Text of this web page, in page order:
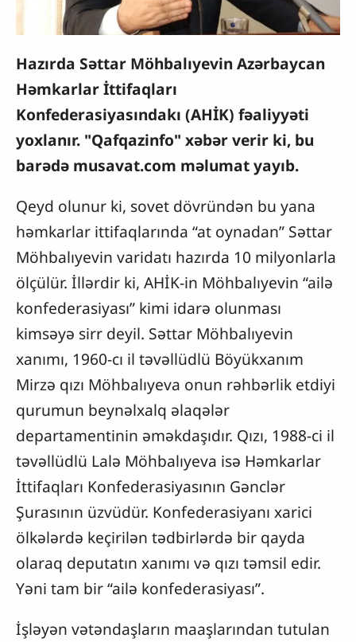
Hazırda Səttar Möhbalıyevin Azərbaycan
Həmkarlar İttifaqları
Konfederasiyasındakı (AHİK) fəaliyyəti
yoxlanır. "Qafqazinfo" xəbər verir ki, bu
barədə musavat.com məlumat yayıb.
Qeyd olunur ki, sovet dövründən bu yana
həmkarlar ittifaqlarında “at oynadan” Səttar
Möhbalıyevin varidatı hazırda 10 milyonlarla
ölçülür. İllərdir ki, AHİK-in Möhbalıyevin “ailə
konfederasiyası” kimi idarə olunması
kimsəyə sirr deyil. Səttar Möhbalıyevin
xanımı, 1960-cı il təvəllüdlü Böyükxanım
Mirzə qızı Möhbalıyeva onun rəhbərlik etdiyi
qurumun beynəlxalq əlaqələr
departamentinin əməkdaşıdır. Qızı, 1988-ci il
təvəllüdlü Lalə Möhbalıyeva isə Həmkarlar
İttifaqları Konfederasiyasının Gənclər
Şurasının üzvüdür. Konfederasiyanı xarici
ölkələrdə keçirilən tədbirlərdə bir qayda
olaraq deputatın xanımı və qızı təmsil edir.
Yəni tam bir “ailə konfederasiyası”.
İşləyən vətəndaşların maaşlarından tutulan